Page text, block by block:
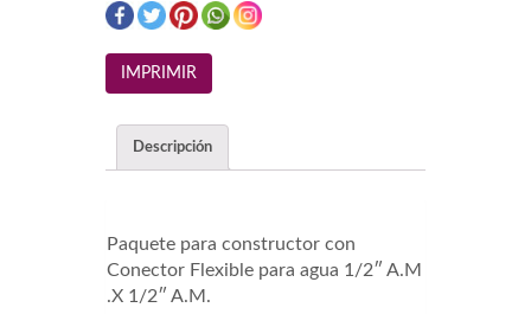
Descripción
Paquete para constructor con
Conector Flexible para agua 1/2″ A.M
.X 1/2″ A.M.